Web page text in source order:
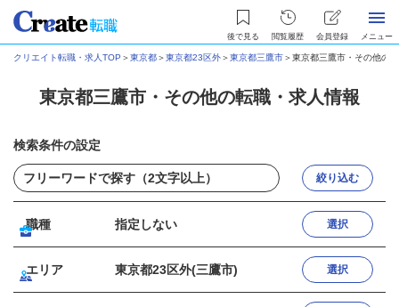
後で見る 閲覧履歴 会員登録 メニュー
クリエイト転職・求人TOP ＞東京都＞東京都23区外＞東京都三鷹市＞東京都三鷹市・その他の
東京都三鷹市・その他の転職・求人情報
検索条件の設定
絞り込む
職種 指定しない 選択
エリア 東京都23区外(三鷹市) 選択